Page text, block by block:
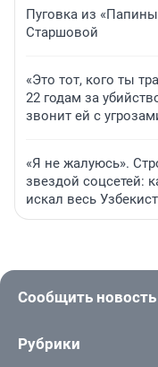
Пуговка из
Старшовой
«Это тот, кого ты
22 годам за
звонит ей с
«Я не жалуюсь».
звездой соцсетей:
искал весь
Сообщить новость
Рубрики